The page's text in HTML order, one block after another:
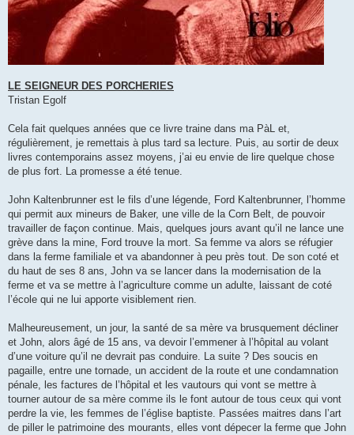
LE SEIGNEUR DES PORCHERIES
Tristan Egolf
Cela fait quelques années que ce livre traine dans ma PàL et,
régulièrement, je remettais à plus tard sa lecture. Puis, au sortir de deux
livres contemporains assez moyens, j’ai eu envie de lire quelque chose
de plus fort. La promesse a été tenue.
John Kaltenbrunner est le fils d’une légende, Ford Kaltenbrunner, l’homme
qui permit aux mineurs de Baker, une ville de la Corn Belt, de pouvoir
travailler de façon continue. Mais, quelques jours avant qu’il ne lance une
grève dans la mine, Ford trouve la mort. Sa femme va alors se réfugier
dans la ferme familiale et va abandonner à peu près tout. De son coté et
du haut de ses 8 ans, John va se lancer dans la modernisation de la
ferme et va se mettre à l’agriculture comme un adulte, laissant de coté
l’école qui ne lui apporte visiblement rien.
Malheureusement, un jour, la santé de sa mère va brusquement décliner
et John, alors âgé de 15 ans, va devoir l’emmener à l’hôpital au volant
d’une voiture qu’il ne devrait pas conduire. La suite ? Des soucis en
pagaille, entre une tornade, un accident de la route et une condamnation
pénale, les factures de l’hôpital et les vautours qui vont se mettre à
tourner autour de sa mère comme ils le font autour de tous ceux qui vont
perdre la vie, les femmes de l’église baptiste. Passées maitres dans l’art
de piller le patrimoine des mourants, elles vont dépecer la ferme que John